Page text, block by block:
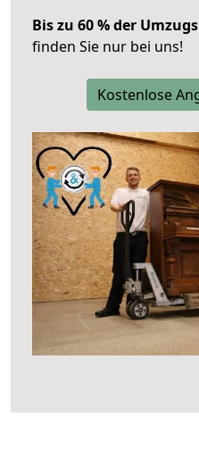
Bis zu 60 % der
finden Sie nur bei uns!
Kostenlose